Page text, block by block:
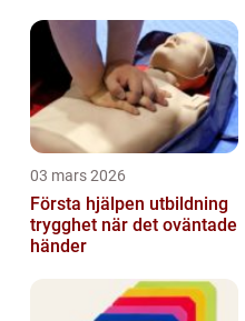
03 mars 2026
Första hjälpen utbildning
trygghet när det oväntade
händer